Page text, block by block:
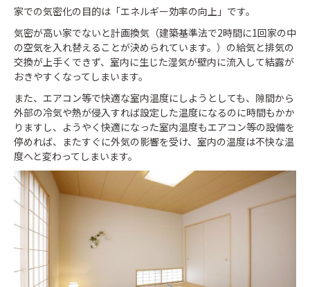
家での気密化の目的は「エネルギー効率の向上」です。
気密が高い家でないと計画換気（建築基準法で2時間に1回家の中
の空気を入れ替えることが決められています。）の給気と排気の
交換が上手くできず、室内に生じた湿気が壁内に流入して結露が
おきやすくなってしまいます。
また、エアコン等で快適な室内温度にしようとしても、隙間から
外部の冷気や熱が侵入すれば設定した温度になるのに時間もかか
りますし、ようやく快適になった室内温度もエアコン等の設備を
停めれば、またすぐに外気の影響を受け、室内の温度は不快な温
度へと変わってしまいます。